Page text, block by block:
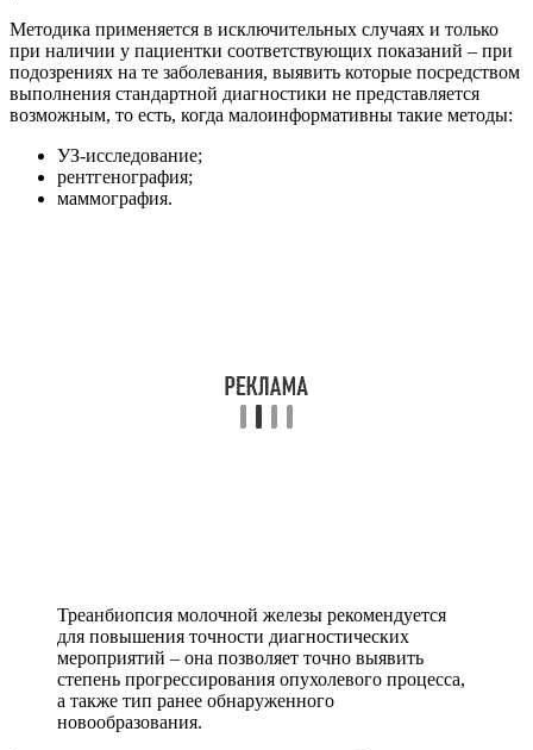
Методика применяется в исключительных случаях и только
при наличии у пациентки соответствующих показаний – при
подозрениях на те заболевания, выявить которые посредством
выполнения стандартной диагностики не представляется
возможным, то есть, когда малоинформативны такие методы:
УЗ-исследование;
рентгенография;
маммография.
Треанбиопсия молочной железы рекомендуется
для повышения точности диагностических
мероприятий – она позволяет точно выявить
степень прогрессирования опухолевого процесса,
а также тип ранее обнаруженного
новообразования.